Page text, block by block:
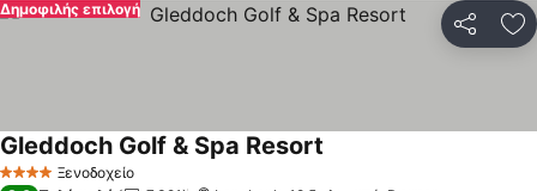
Δημοφιλής επιλογή
4 ΑστέριαΞενοδοχείο
Gleddoch Golf & Spa Resort